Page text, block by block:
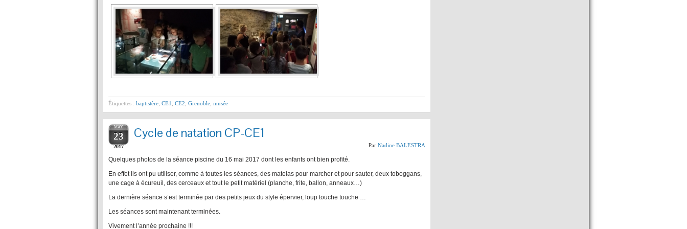
Étiquettes : baptistère CE1 CE2 Grenoble musée
MAY
23
2017
Cycle de natation CP-CE1
Par Nadine BALESTRA
Quelques photos de la séance piscine du 16 mai 2017 dont les enfants ont bien profité.
En effet ils ont pu utiliser, comme à toutes les séances, des matelas pour marcher et pour sauter, deux toboggans,
une cage à écureuil, des cerceaux et tout le petit matériel (planche, frite, ballon, anneaux…)
La dernière séance s’est terminée par des petits jeux du style épervier, loup touche touche …
Les séances sont maintenant terminées.
Vivement l’année prochaine !!!